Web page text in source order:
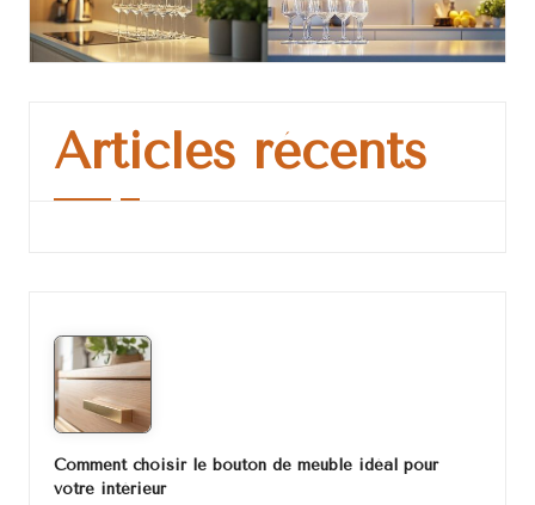
Articles récents
Comment choisir le bouton de meuble idéal pour
votre intérieur